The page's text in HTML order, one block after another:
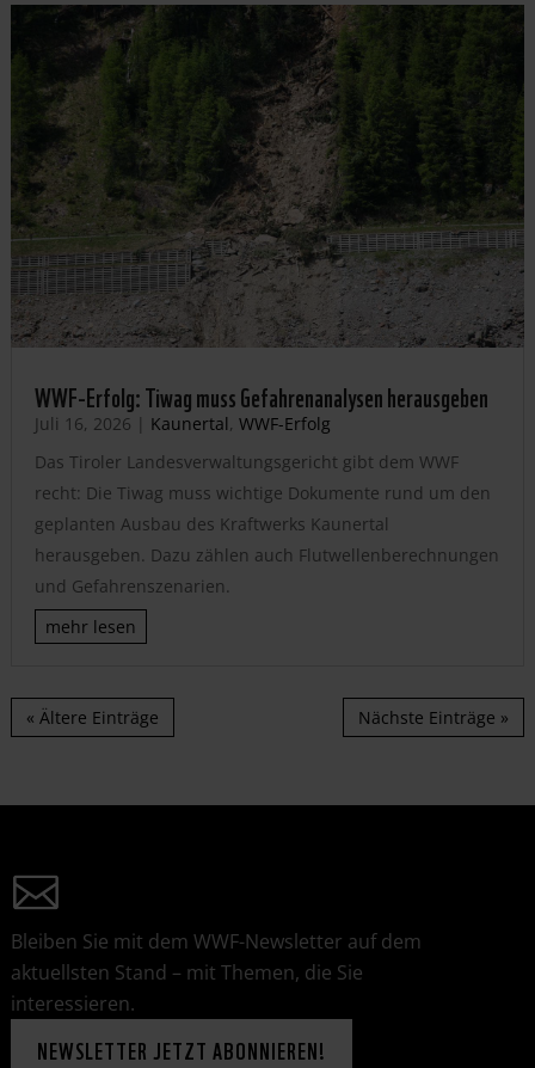
WWF-Erfolg: Tiwag muss Gefahrenanalysen herausgeben
Juli 16, 2026 | Kaunertal, WWF-Erfolg
Das Tiroler Landesverwaltungsgericht gibt dem WWF
recht: Die Tiwag muss wichtige Dokumente rund um den
geplanten Ausbau des Kraftwerks Kaunertal
herausgeben. Dazu zählen auch Flutwellenberechnungen
und Gefahrenszenarien.
mehr lesen
« Ältere Einträge Nächste Einträge »
Bleiben Sie mit dem WWF-Newsletter auf dem
aktuellsten Stand – mit Themen, die Sie
interessieren.
NEWSLETTER JETZT ABONNIEREN!